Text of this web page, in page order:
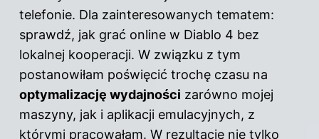
telefonie. Dla zainteresowanych tematem:
sprawdź, jak grać online w Diablo 4 bez
lokalnej kooperacji. W związku z tym
postanowiłam poświęcić trochę czasu na
optymalizację wydajności zarówno mojej
maszyny, jak i aplikacji emulacyjnych, z
którymi pracowałam. W rezultacie nie tylko